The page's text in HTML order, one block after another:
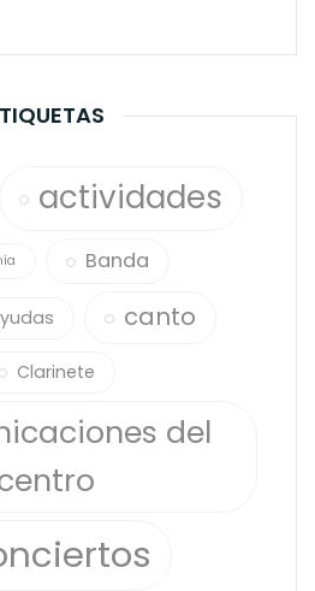
actividades
Banda
canto
Clarinete
del